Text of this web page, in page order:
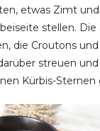
etwas Zimt und
stellen. Die
die Croutons und
streuen
Kürbis-Sternen